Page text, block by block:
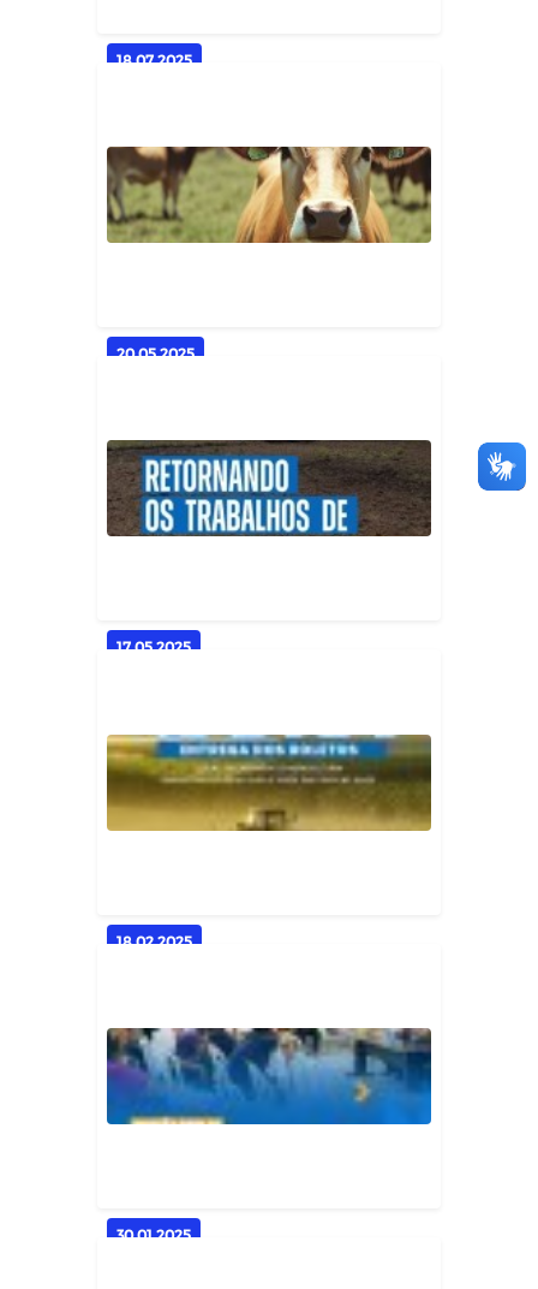
18.07.2025
AGRICULTURA FAMILIAR
FORTALECIDA | Corte de Terra já
benefic...
20.05.2025
Atualização Cadastral do
Rebanho: Produtores Rurais
Devem Co...
17.05.2025
Início do Corte de Terra nas
Comunidades Rurais de
Cassereng...
18.02.2025
Atenção, Agricultores! Entrega
dos Boletos do Garantia Safra...
30.01.2025